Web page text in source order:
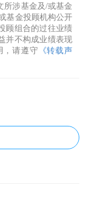
所涉基金及/或基金
基金投顾机构公开
顾组合的过往业绩
并不构成业绩表现
，请遵守
《转载声